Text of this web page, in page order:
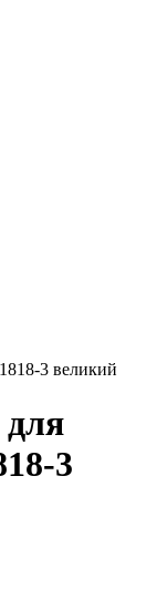
3 великий
для
3